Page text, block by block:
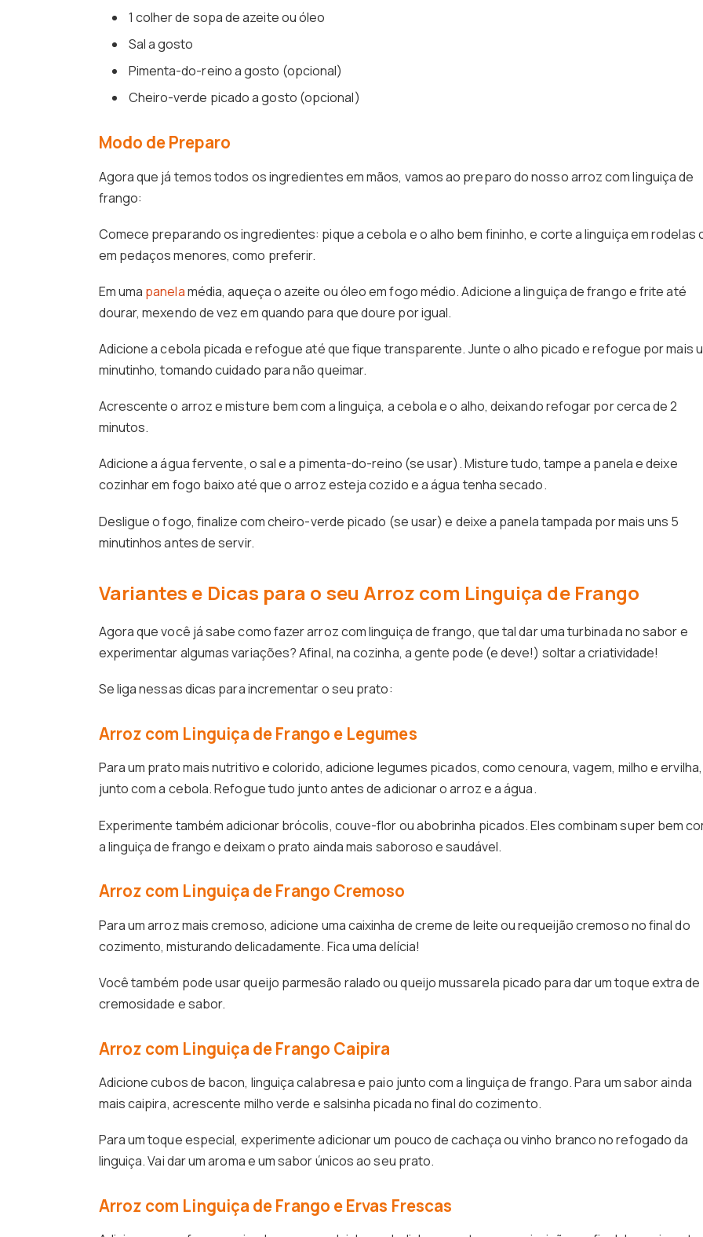
1 colher de sopa de azeite ou óleo
Sal a gosto
Pimenta-do-reino a gosto (opcional)
Cheiro-verde picado a gosto (opcional)
Modo de Preparo
Agora que já temos todos os ingredientes em mãos, vamos ao preparo do nosso arroz com linguiça de
frango:
Comece preparando os ingredientes: pique a cebola e o alho bem fininho, e corte a linguiça em rodelas
em pedaços menores, como preferir.
Em uma panelamédia, aqueça o azeite ou óleo em fogo médio. Adicione a linguiça de frango e frite até
dourar, mexendo de vez em quando para que doure por igual.
Adicione a cebola picada e refogue até que fique transparente. Junte o alho picado e refogue por mais
minutinho, tomando cuidado para não queimar.
Acrescente o arroz e misture bem com a linguiça, a cebola e o alho, deixando refogar por cerca de 2
minutos.
Adicione a água fervente, o sal e a pimenta-do-reino (se usar). Misture tudo, tampe a panela e deixe
cozinhar em fogo baixo até que o arroz esteja cozido e a água tenha secado.
Desligue o fogo, finalize com cheiro-verde picado (se usar) e deixe a panela tampada por mais uns 5
minutinhos antes de servir.
Variantes e Dicas para o seu Arroz com Linguiça de Frango
Agora que você já sabe como fazer arroz com linguiça de frango, que tal dar uma turbinada no sabor e
experimentar algumas variações? Afinal, na cozinha, a gente pode (e deve!) soltar a criatividade!
Se liga nessas dicas para incrementar o seu prato:
Arroz com Linguiça de Frango e Legumes
Para um prato mais nutritivo e colorido, adicione legumes picados, como cenoura, vagem, milho e ervilha,
junto com a cebola. Refogue tudo junto antes de adicionar o arroz e a água.
Experimente também adicionar brócolis, couve-flor ou abobrinha picados. Eles combinam super bem
a linguiça de frango e deixam o prato ainda mais saboroso e saudável.
Arroz com Linguiça de Frango Cremoso
Para um arroz mais cremoso, adicione uma caixinha de creme de leite ou requeijão cremoso no final do
cozimento, misturando delicadamente. Fica uma delícia!
Você também pode usar queijo parmesão ralado ou queijo mussarela picado para dar um toque extra de
cremosidade e sabor.
Arroz com Linguiça de Frango Caipira
Adicione cubos de bacon, linguiça calabresa e paio junto com a linguiça de frango. Para um sabor ainda
mais caipira, acrescente milho verde e salsinha picada no final do cozimento.
Para um toque especial, experimente adicionar um pouco de cachaça ou vinho branco no refogado da
linguiça. Vai dar um aroma e um sabor únicos ao seu prato.
Arroz com Linguiça de Frango e Ervas Frescas